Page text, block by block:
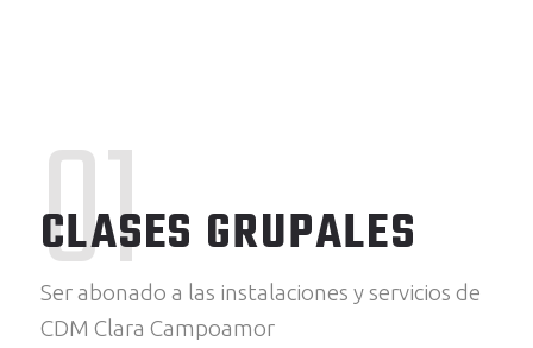
CLASES GRUPALES
01
Ser abonado a las instalaciones y servicios de
CDM Clara Campoamor